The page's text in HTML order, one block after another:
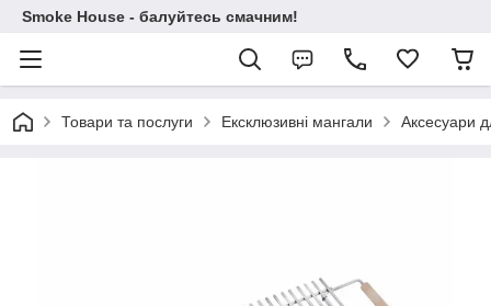
Smoke House - балуйтесь смачним!
Товари та послуги Ексклюзивні мангали Аксесуари